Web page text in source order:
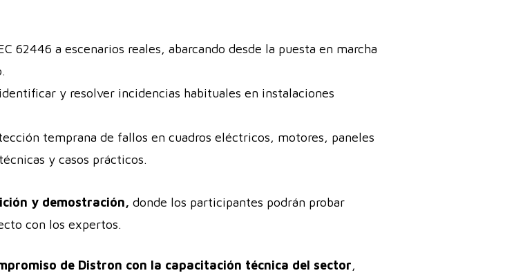
62446 a escenarios reales, abarcando desde la puesta en marcha
y resolver incidencias habituales en instalaciones
temprana de fallos en cuadros eléctricos, motores, paneles
y casos prácticos.
y demostración, donde los participantes podrán probar
con los expertos.
de Distron con la capacitación técnica del sector,